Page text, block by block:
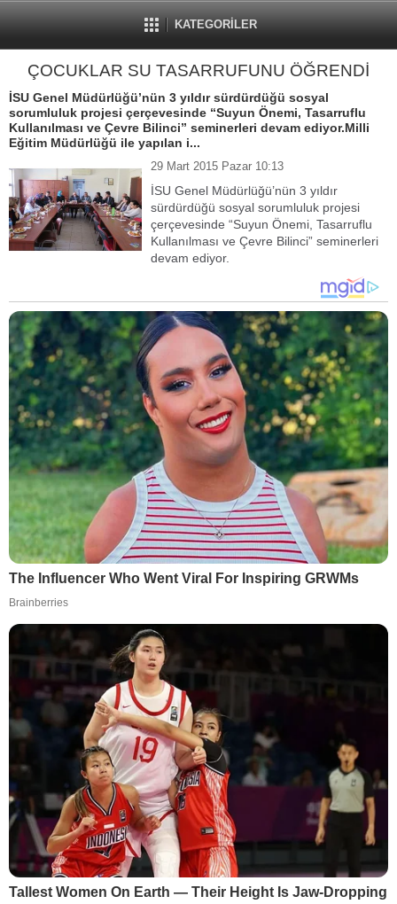
KATEGORİLER
ÇOCUKLAR SU TASARRUFUNU ÖĞRENDİ
İSU Genel Müdürlüğü’nün 3 yıldır sürdürdüğü sosyal
sorumluluk projesi çerçevesinde “Suyun Önemi, Tasarruflu
Kullanılması ve Çevre Bilinci” seminerleri devam ediyor.Milli
Eğitim Müdürlüğü ile yapılan i...
29 Mart 2015 Pazar 10:13
İSU Genel Müdürlüğü’nün 3 yıldır
sürdürdüğü sosyal sorumluluk projesi
çerçevesinde “Suyun Önemi, Tasarruflu
Kullanılması ve Çevre Bilinci” seminerleri
devam ediyor.